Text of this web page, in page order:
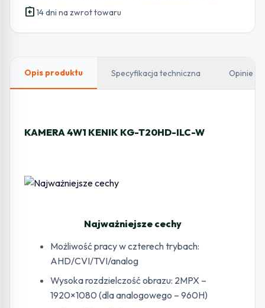
ILC-
assignment_return14 dni na zwrot towaru
Opis produktu Specyfikacja techniczna Opinie
KAMERA 4W1 KENIK KG-T20HD-ILC-W
Najważniejsze cechy
Możliwość pracy w czterech trybach:
AHD/CVI/TVI/analog
Wysoka rozdzielczość obrazu: 2MPX –
1920×1080 (dla analogowego – 960H)